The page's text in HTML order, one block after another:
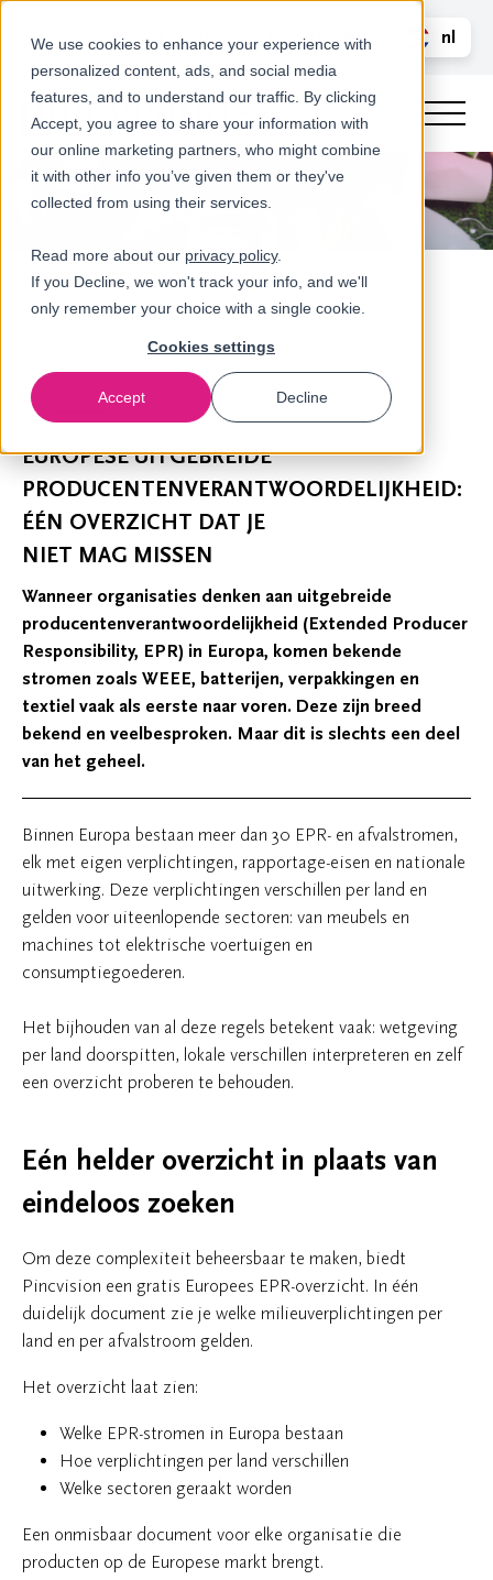
We use cookies to enhance your experience with
personalized content, ads, and social media
features, and to understand our traffic. By clicking
Accept, you agree to share your information with
our online marketing partners, who might combine
it with other info you’ve given them or they've
collected from using their services.
Read more about our privacy policy.
If you Decline, we won't track your info, and we'll
only remember your choice with a single cookie.
Cookies settings
Accept Decline
Bel ons LOGIN
nl
Nieuws
EUROPESE UITGEBREIDE
PRODUCENTENVERANTWOORDELIJKHEID:
ÉÉN OVERZICHT DAT JE
NIET MAG MISSEN
Wanneer organisaties denken aan uitgebreide
producentenverantwoordelijkheid (Extended Producer
Responsibility, EPR) in Europa, komen bekende
stromen zoals WEEE, batterijen, verpakkingen en
textiel vaak als eerste naar voren. Deze zijn breed
bekend en veelbesproken. Maar dit is slechts een deel
van het geheel.
Binnen Europa bestaan meer dan 30 EPR- en afvalstromen,
elk met eigen verplichtingen, rapportage-eisen en nationale
uitwerking. Deze verplichtingen verschillen per land en
gelden voor uiteenlopende sectoren: van meubels en
machines tot elektrische voertuigen en
consumptiegoederen.
Het bijhouden van al deze regels betekent vaak: wetgeving
per land doorspitten, lokale verschillen interpreteren en zelf
een overzicht proberen te behouden.
Eén helder overzicht in plaats van
eindeloos zoeken
Om deze complexiteit beheersbaar te maken, biedt
Pincvision een gratis Europees EPR-overzicht. In één
duidelijk document zie je welke milieuverplichtingen per
land en per afvalstroom gelden.
Het overzicht laat zien:
Welke EPR-stromen in Europa bestaan
Hoe verplichtingen per land verschillen
Welke sectoren geraakt worden
Een onmisbaar document voor elke organisatie die
producten op de Europese markt brengt.